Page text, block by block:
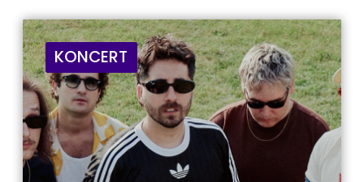
KONCERT